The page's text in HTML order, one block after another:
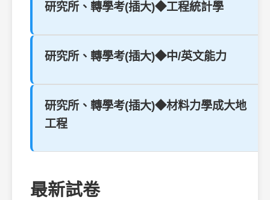
研究所、轉學考(插大)◆工程統計學
研究所、轉學考(插大)◆中/英文能力
研究所、轉學考(插大)◆材料力學成大地
工程
最新試卷